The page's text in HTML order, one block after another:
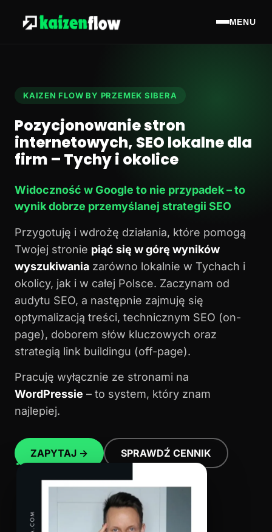
MENU
KAIZEN FLOW BY PRZEMEK SIBERA
Pozycjonowanie stron
internetowych, SEO lokalne dla
firm – Tychy i okolice
Widoczność w Google to nie przypadek – to
wynik dobrze przemyślanej strategii SEO
Przygotuję i wdrożę działania, które pomogą
Twojej stronie piąć się w górę wyników
wyszukiwania zarówno lokalnie w Tychach i
okolicy, jak i w całej Polsce. Zaczynam od
audytu SEO, a następnie zajmuję się
optymalizacją treści, technicznym SEO (on-
page), doborem słów kluczowych oraz
strategią link buildingu (off-page).
Pracuję wyłącznie ze stronami na
WordPressie – to system, który znam
najlepiej.
ZAPYTAJ → SPRAWDŹ CENNIK